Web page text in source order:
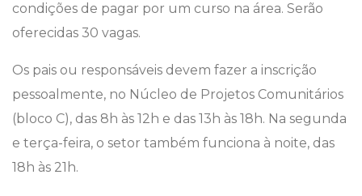
condições de pagar por um curso na área. Serão
oferecidas 30 vagas.
Os pais ou responsáveis devem fazer a inscrição
pessoalmente, no Núcleo de Projetos Comunitários
(bloco C), das 8h às 12h e das 13h às 18h. Na segunda
e terça-feira, o setor também funciona à noite, das
18h às 21h.